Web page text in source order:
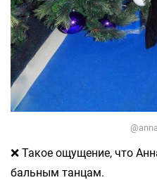
❌ Такое ощущение, что
бальным танцам.